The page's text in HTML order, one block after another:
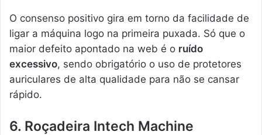
O consenso positivo gira em torno da facilidade de
ligar a máquina logo na primeira puxada. Só que o
maior defeito apontado na web é o ruído
excessivo, sendo obrigatório o uso de protetores
auriculares de alta qualidade para não se cansar
rápido.
6. Roçadeira Intech Machine